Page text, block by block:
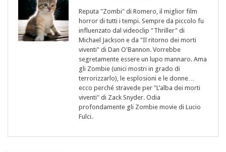
Reputa "Zombi" di Romero, il miglior film
horror di tutti i tempi. Sempre da piccolo fu
influenzato dal videoclip "Thriller" di
Michael Jackson e da "Il ritorno dei morti
viventi" di Dan O'Bannon. Vorrebbe
segretamente essere un lupo mannaro. Ama
gli Zombie (unici mostri in grado di
terrorizzarlo), le esplosioni e le donne…
ecco perché stravede per "L’alba dei morti
viventi" di Zack Snyder. Odia
profondamente gli Zombie movie di Lucio
Fulci.